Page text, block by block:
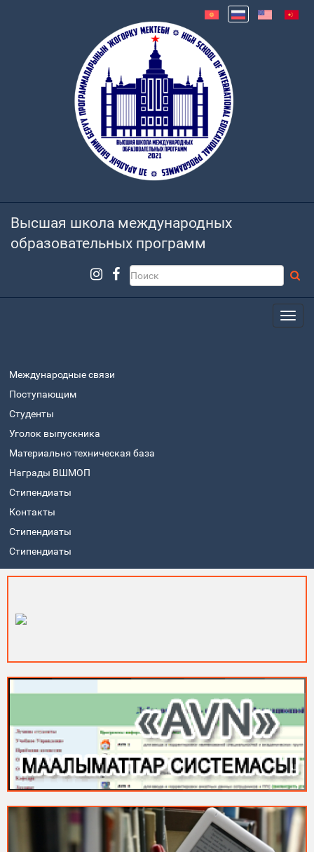
Высшая школа международных
образовательных программ
Международные связи
Поступающим
Студенты
Уголок выпускника
Материально техническая база
Награды ВШМОП
Стипендиаты
Контакты
Стипендиаты
Стипендиаты